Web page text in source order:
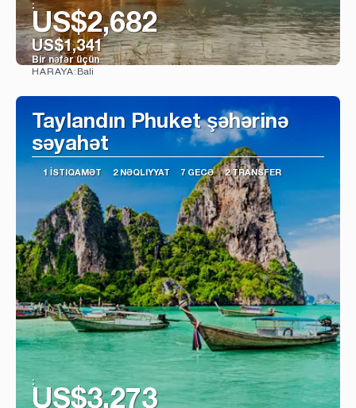
:
US$2,682
US$1,341
Bir nəfər üçün
HARAYA: Bali
Taylandın Phuket şəhərinə
səyahət
1 İSTIQAMƏT 2 NƏQLIYYAT 7 GECƏ 2 TRANSFER
:
US$3,273